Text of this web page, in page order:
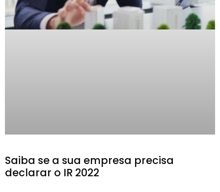
Saiba se a sua empresa precisa
declarar o IR 2022